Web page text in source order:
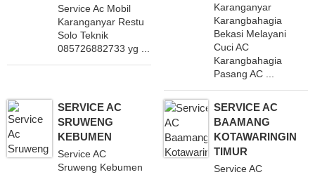
Service Ac Mobil
Karanganyar Restu
Solo Teknik
085726882733 yg ...
Karanganyar
Karangbahagia
Bekasi Melayani
Cuci AC
Karangbahagia
Pasang AC ...
SERVICE AC
SRUWENG
KEBUMEN
Service AC
Sruweng Kebumen
SERVICE AC
BAAMANG
KOTAWARINGIN
TIMUR
Service AC